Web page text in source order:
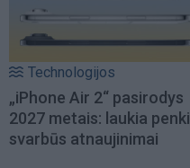
Technologijos
„iPhone Air 2“ pasirodys
2027 metais: laukia penki
svarbūs atnaujinimai